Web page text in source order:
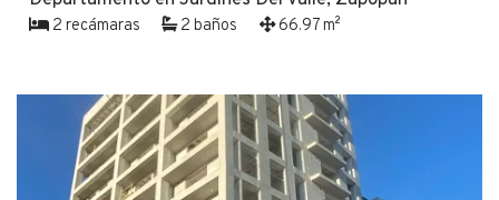
2 recámaras 2 baños 66.97 m²